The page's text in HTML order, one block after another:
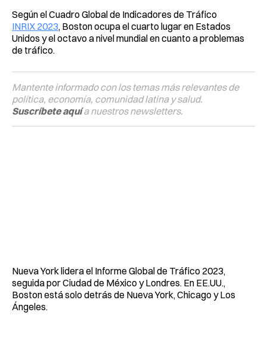
Según el Cuadro Global de Indicadores de Tráfico
INRIX 2023, Boston ocupa el cuarto lugar en Estados
Unidos y el octavo a nivel mundial en cuanto a problemas
de tráfico.
Mantente informado con los temas más relevantes de
política, economía, comunidad latina y salud.
Suscríbete aquía nuestros newsletters.
Nueva York lidera el Informe Global de Tráfico 2023,
seguida por Ciudad de México y Londres. En EE.UU.,
Boston está solo detrás de Nueva York, Chicago y Los
Ángeles.